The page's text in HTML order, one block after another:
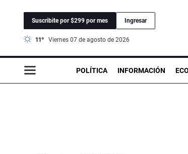
Suscribite por $299 por mes Ingresar
11° viernes 07 de agosto de 2026
POLÍTICA INFORMACIÓN